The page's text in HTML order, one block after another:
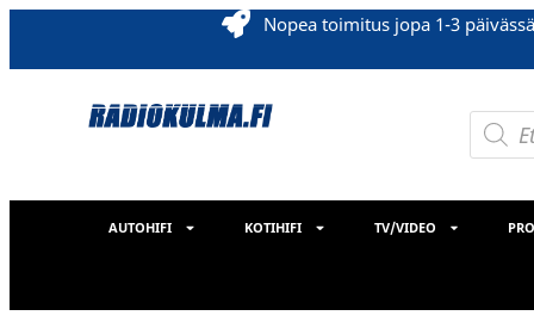
Nopea toimitus jopa 1-3 päivässä
AUTOHIFI KOTIHIFI TV/VIDEO